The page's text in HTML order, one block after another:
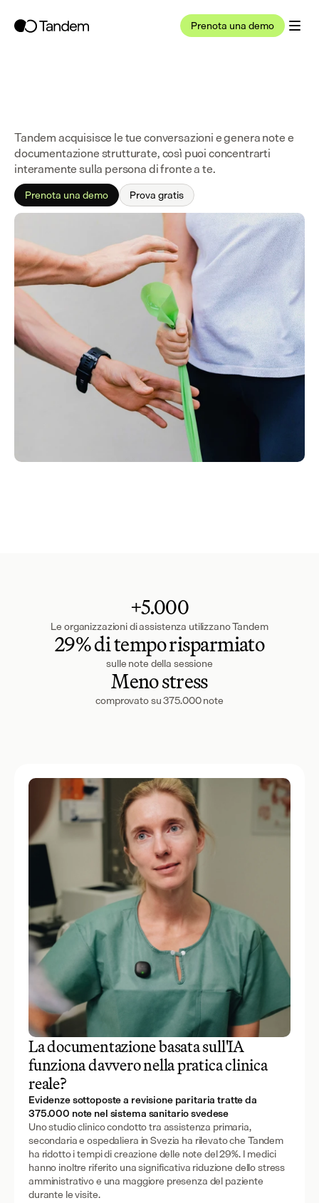
Prenota una demo
Tandem acquisisce le tue conversazioni e genera note e
documentazione strutturate, così puoi concentrarti
interamente sulla persona di fronte a te.
Prenota una demo Prova gratis
+5.000
Le organizzazioni di assistenza utilizzano Tandem
29% di tempo risparmiato
sulle note della sessione
Meno stress
comprovato su 375.000 note
La documentazione basata sull'IA
funziona davvero nella pratica clinica
reale?
Evidenze sottoposte a revisione paritaria tratte da
375.000 note nel sistema sanitario svedese
Uno studio clinico condotto tra assistenza primaria,
secondaria e ospedaliera in Svezia ha rilevato che Tandem
ha ridotto i tempi di creazione delle note del 29%. I medici
hanno inoltre riferito una significativa riduzione dello stress
amministrativo e una maggiore presenza del paziente
durante le visite.